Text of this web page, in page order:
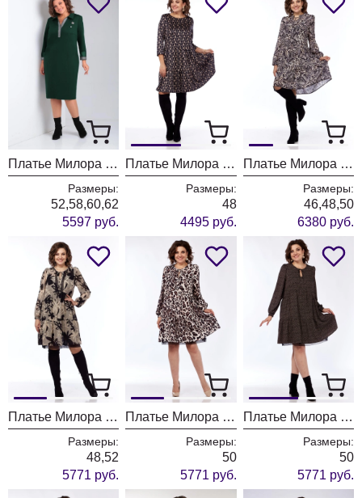
Платье Милора Стиль 1169 зеленый
Размеры:
52,58,60,62
5597 руб.
Платье Милора Стиль 822 синее с бежевым
Размеры:
48
4495 руб.
Платье Милора Стиль 1137 змеиный принт
Размеры:
46,48,50
6380 руб.
Платье Милора Стиль 1035 цветы
Размеры:
48,52
5771 руб.
Платье Милора Стиль 1035 леопард
Размеры:
50
5771 руб.
Платье Милора Стиль 1035 коричневые горохи
Размеры:
50
5771 руб.